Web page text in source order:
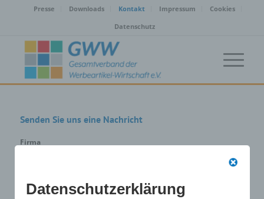
Presse Downloads Kontakt Impressum
Cookies
Datenschutz
Senden Sie uns eine Nachricht
Firma
Name*
Datenschutzerklärung